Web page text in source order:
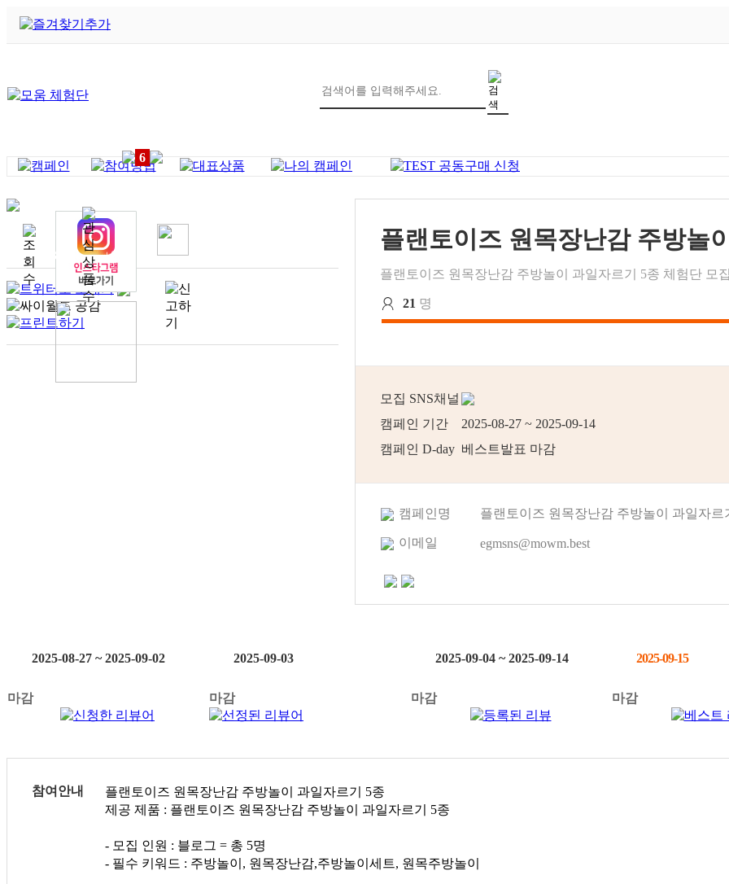
6
232 +0
플랜토이즈 원목장난감 주방놀
플랜토이즈 원목장난감 주방놀이 과일자르기 5종 체험단 모
21 명
모집 SNS채널
캠페인 기간
2025-08-27 ~ 2025-09-14
캠페인 D-day 베스트발표 마감
캠페인명 플랜토이즈 원목장난감 주방놀이 과일자르
이메일 egmsns@mowm.best
2025-08-27 ~ 2025-09-02
마감
2025-09-03
마감
2025-09-04 ~ 2025-09-14
마감
2025-09-15
마감
참여안내
플랜토이즈 원목장난감 주방놀이 과일자르기 5종
제공 제품 : 플랜토이즈 원목장난감 주방놀이 과일자르기 5종
- 모집 인원 : 블로그 = 총 5명
- 필수 키워드 : 주방놀이, 원목장난감,주방놀이세트, 원목주방놀이